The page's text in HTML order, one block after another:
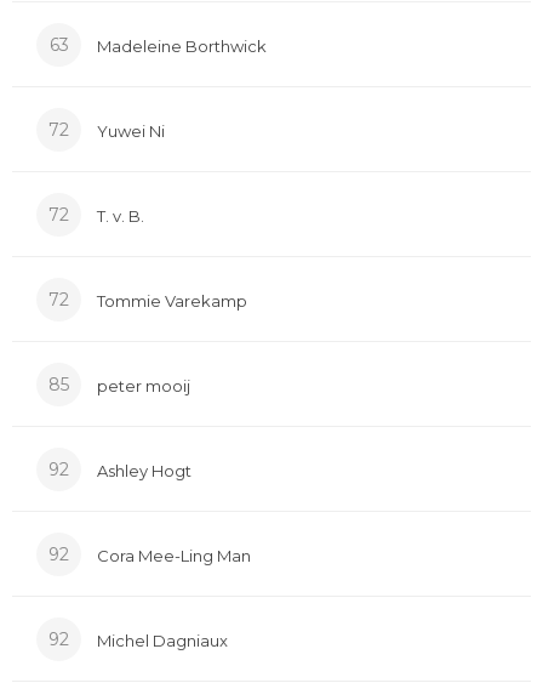
63 Madeleine Borthwick
72 Yuwei Ni
72 T. v. B.
72 Tommie Varekamp
85 peter mooij
92 Ashley Hogt
92 Cora Mee-Ling Man
92 Michel Dagniaux